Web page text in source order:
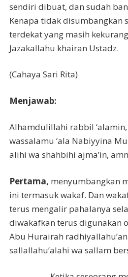
sendiri dibuat, dan sudah
Kenapa tidak disumbangkan
terdekat yang masih
Jazakallahu khairan Ustadz.
(Cahaya Sari Rita)
Menjawab:
Alhamdulillahi rabbil
wassalamu ‘ala Nabiyyina
alihi wa shahbihi ajma’in,
Pertama, menyumbangkan
ini termasuk wakaf. Dan
terus mengalir pahalanya
diwakafkan terus digunakan
Abu Hurairah
sallallahu’alahi wa sallam